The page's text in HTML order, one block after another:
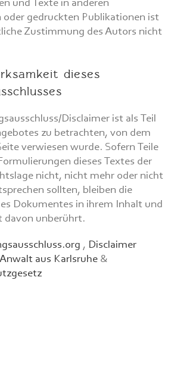
und Texte in anderen
oder gedruckten Publikationen ist
Zustimmung des Autors nicht
dieses
Disclaimer ist als Teil
zu betrachten, von dem
verwiesen wurde. Sofern Teile
dieses Textes der
nicht, nicht mehr oder nicht
sollten, bleiben die
Dokumentes in ihrem Inhalt und
davon unberührt.
, Disclaimer
aus Karlsruhe &